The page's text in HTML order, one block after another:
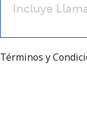
Incluye
Términos y